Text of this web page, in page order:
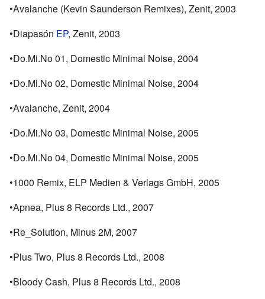
•Avalanche (Kevin Saunderson Remixes), Zenit, 2003
•Diapasón EP, Zenit, 2003
•Do.Mi.No 01, Domestic Minimal Noise, 2004
•Do.Mi.No 02, Domestic Minimal Noise, 2004
•Avalanche, Zenit, 2004
•Do.Mi.No 03, Domestic Minimal Noise, 2005
•Do.Mi.No 04, Domestic Minimal Noise, 2005
•1000 Remix, ELP Medien & Verlags GmbH, 2005
•Apnea, Plus 8 Records Ltd., 2007
•Re_Solution, Minus 2M, 2007
•Plus Two, Plus 8 Records Ltd., 2008
•Bloody Cash, Plus 8 Records Ltd., 2008